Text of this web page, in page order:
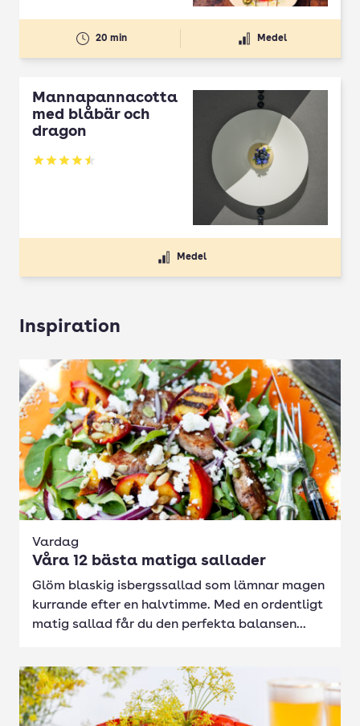
20 min Medel
Mannapannacotta
med blåbär och
dragon
Betyg: 4.5 av 5
Medel
Inspiration
Vardag
Våra 12 bästa matiga sallader
Glöm blaskig isbergssallad som lämnar magen
kurrande efter en halvtimme. Med en ordentligt
matig sallad får du den perfekta balansen...